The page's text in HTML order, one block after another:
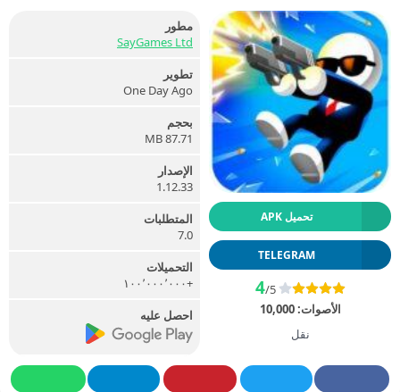
تحميل APK
TELEGRAM
4/5
الأصوات:10,000
نقل
مطور
SayGames Ltd
تطوير
One Day Ago
بحجم
87.71 MB
الإصدار
1.12.33
المتطلبات
7.0
التحميلات
+١٠٠٬٠٠٠٬٠٠٠
احصل عليه